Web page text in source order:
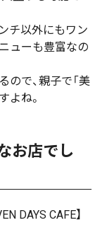
チ以外にもワン
ューも豊富なの
で、親子で「美
よね。
お店でし
DAYS CAFE】